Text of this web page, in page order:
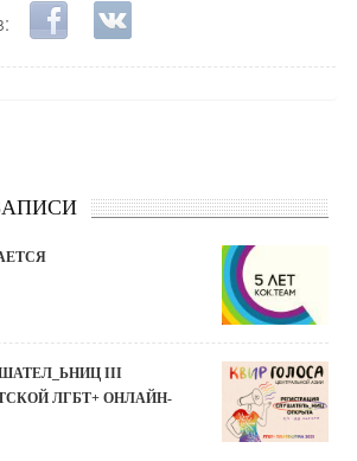
Login with Facebook
Login with ВКонтакте
III
ЛГБТ+ ОНЛАЙН-